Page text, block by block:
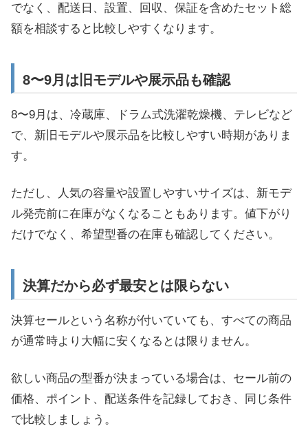
でなく、配送日、設置、回収、保証を含めたセット総
額を相談すると比較しやすくなります。
8〜9月は旧モデルや展示品も確認
8〜9月は、冷蔵庫、ドラム式洗濯乾燥機、テレビなど
で、新旧モデルや展示品を比較しやすい時期がありま
す。
ただし、人気の容量や設置しやすいサイズは、新モデ
ル発売前に在庫がなくなることもあります。値下がり
だけでなく、希望型番の在庫も確認してください。
決算だから必ず最安とは限らない
決算セールという名称が付いていても、すべての商品
が通常時より大幅に安くなるとは限りません。
欲しい商品の型番が決まっている場合は、セール前の
価格、ポイント、配送条件を記録しておき、同じ条件
で比較しましょう。